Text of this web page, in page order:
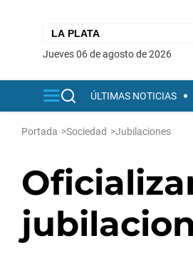
jueves 06 de agosto de 2026
ÚLTIMAS NOTICIAS
Portada >Sociedad >Jubilaciones